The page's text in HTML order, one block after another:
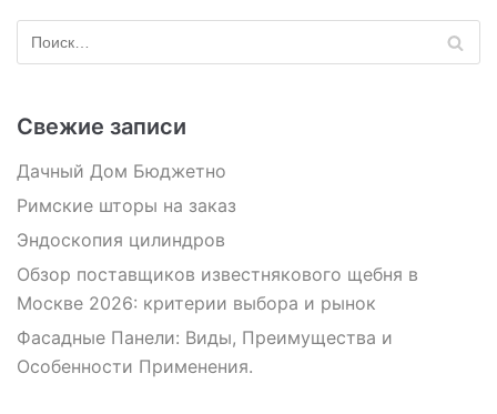
Свежие записи
Дачный Дом Бюджетно
Римские шторы на заказ
Эндоскопия цилиндров
Обзор поставщиков известнякового щебня в
Москве 2026: критерии выбора и рынок
Фасадные Панели: Виды, Преимущества и
Особенности Применения.